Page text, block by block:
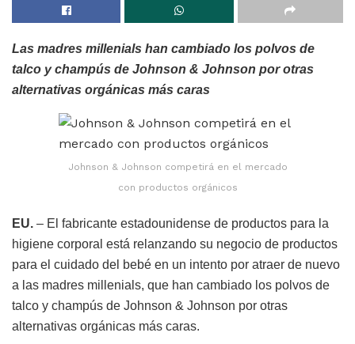
Las madres millenials han cambiado los polvos de
talco y champús de Johnson & Johnson por otras
alternativas orgánicas más caras
Johnson & Johnson competirá en el mercado
con productos orgánicos
EU. – El fabricante estadounidense de productos para la
higiene corporal está relanzando su negocio de productos
para el cuidado del bebé en un intento por atraer de nuevo
a las madres millenials, que han cambiado los polvos de
talco y champús de Johnson & Johnson por otras
alternativas orgánicas más caras.